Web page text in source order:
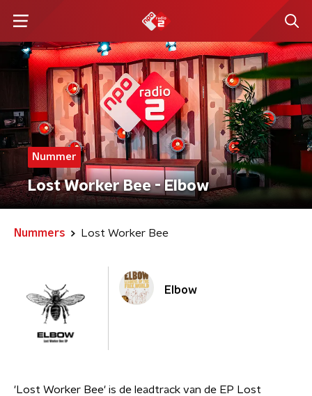
Nummer
Lost Worker Bee - Elbow
Nummers Lost Worker Bee
Elbow
'Lost Worker Bee' is de leadtrack van de EP Lost